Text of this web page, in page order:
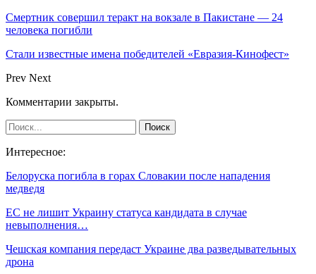
Смертник совершил теракт на вокзале в Пакистане — 24
человека погибли
Стали известные имена победителей «Евразия-Кинофест»
Prev Next
Комментарии закрыты.
Интересное:
Белоруска погибла в горах Словакии после нападения
медведя
ЕС не лишит Украину статуса кандидата в случае
невыполнения…
Чешская компания передаст Украине два разведывательных
дрона